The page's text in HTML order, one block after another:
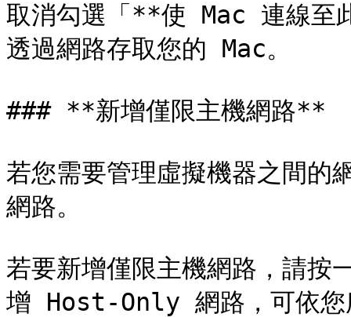
取消勾選「**使 Mac 連線至
透過網路存取您的 Mac。
### **新增僅限主機網路**
若您需要管理虛擬機器之間
網路。
若要新增僅限主機網路，請
增 Host-Only 網路，可依您